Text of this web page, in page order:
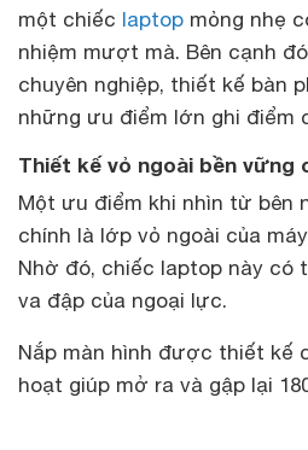
một chiếc laptop mỏng nhẹ
nhiệm mượt mà. Bên cạnh
chuyên nghiệp, thiết kế bàn
những ưu điểm lớn ghi điểm
Thiết kế vỏ ngoài bền vững
Một ưu điểm khi nhìn từ bên
chính là lớp vỏ ngoài của
Nhờ đó, chiếc laptop này
va đập của ngoại lực.
Nắp màn hình được thiết kế
hoạt giúp mở ra và gập lại